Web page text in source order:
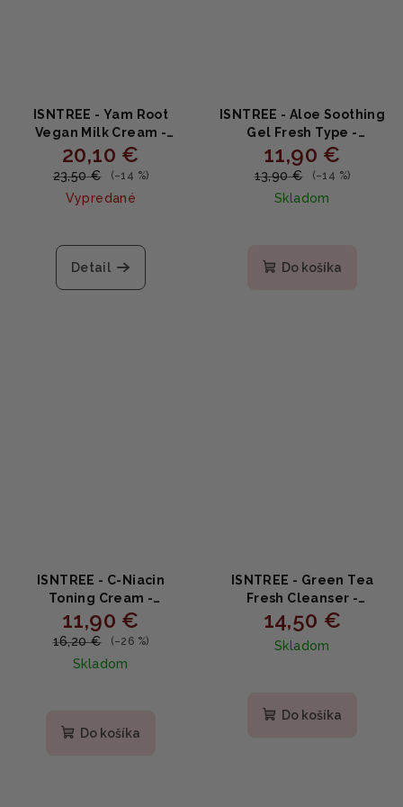
ISNTREE - Yam Root
Vegan Milk Cream -
Vegánsky hydratačný
krém s koreňom yam
20,10 €
23,50 € (–14 %)
Vypredané
Detail
ISNTREE - Aloe Soothing
Gel Fresh Type -
Upokojujúci gél s 99%
aloe vera 300ml
11,90 €
13,90 € (–14 %)
Skladom
Do košíka
ISNTREE - C-Niacin
Toning Cream -
Rozjasňujúci pleťový
krém s vitamínom C 50ml
11,90 €
16,20 € (–26 %)
Skladom
Do košíka
ISNTREE - Green Tea
Fresh Cleanser -
Osviežujúca čistiaca
pena so zeleným čajom
120ml
14,50 €
Skladom
Do košíka